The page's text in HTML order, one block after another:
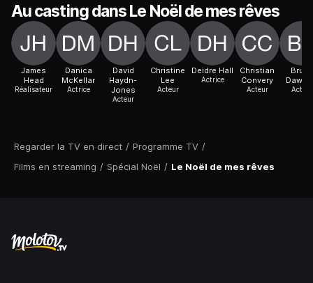
Regarder la TV en direct / Programme TV /
Films en streaming / Spécial Noël / Le Noël de mes rêves
Au casting dans Le Noël de mes rêves
James
Head
Réalisateur
Danica
McKellar
Actrice
David
Haydn-
Jones
Acteur
Christine
Lee
Acteur
Deidre Hall
Actrice
Christian
Convery
Acteur
Bruce
Acteur